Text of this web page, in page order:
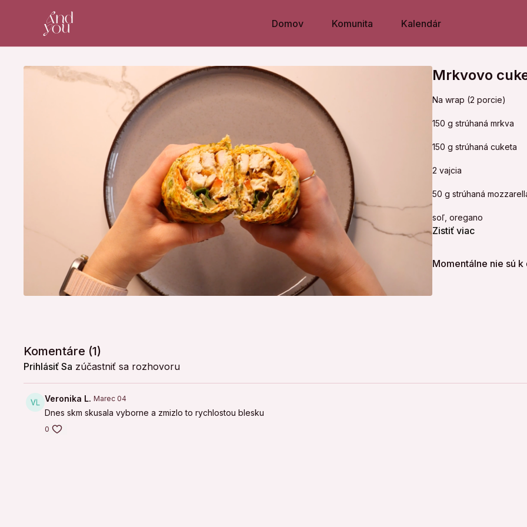
Domov Komunita Kalendár
Mrkvovo
Na wrap (2 porcie)
150 g strúhaná mrkva
150 g strúhaná cuketa
2 vajcia
50 g strúhaná
soľ, oregano
30 g hummus
Zistiť viac
Momentálne nie sú
Komentáre (1)
Prihlásiť Sa zúčastniť sa rozhovoru
Veronika L. Marec 04
Dnes skm skusala vyborne a zmizlo to rychlostou blesku
0